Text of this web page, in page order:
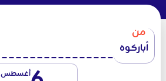
من
أباركوه
أغسطس